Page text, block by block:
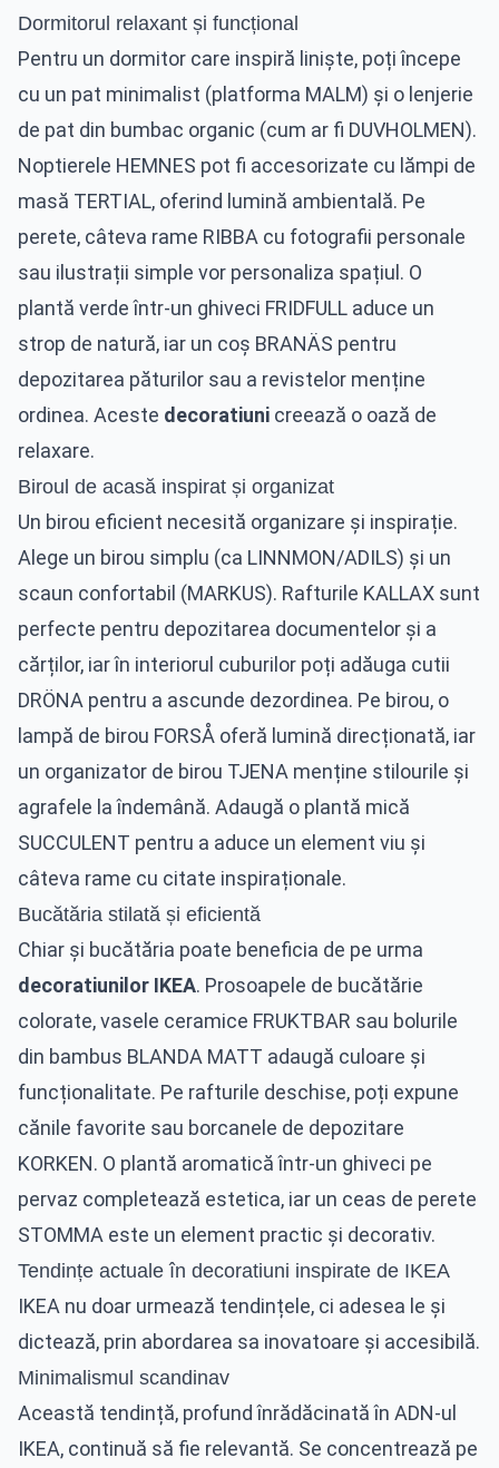
Dormitorul relaxant și funcțional
Pentru un dormitor care inspiră liniște, poți începe
cu un pat minimalist (platforma MALM) și o lenjerie
de pat din bumbac organic (cum ar fi DUVHOLMEN).
Noptierele HEMNES pot fi accesorizate cu lămpi de
masă TERTIAL, oferind lumină ambientală. Pe
perete, câteva rame RIBBA cu fotografii personale
sau ilustrații simple vor personaliza spațiul. O
plantă verde într-un ghiveci FRIDFULL aduce un
strop de natură, iar un coș BRANÄS pentru
depozitarea păturilor sau a revistelor menține
ordinea. Aceste decoratiuni creează o oază de
relaxare.
Biroul de acasă inspirat și organizat
Un birou eficient necesită organizare și inspirație.
Alege un birou simplu (ca LINNMON/ADILS) și un
scaun confortabil (MARKUS). Rafturile KALLAX sunt
perfecte pentru depozitarea documentelor și a
cărților, iar în interiorul cuburilor poți adăuga cutii
DRÖNA pentru a ascunde dezordinea. Pe birou, o
lampă de birou FORSÅ oferă lumină direcționată, iar
un organizator de birou TJENA menține stilourile și
agrafele la îndemână. Adaugă o plantă mică
SUCCULENT pentru a aduce un element viu și
câteva rame cu citate inspiraționale.
Bucătăria stilată și eficientă
Chiar și bucătăria poate beneficia de pe urma
decoratiunilor IKEA. Prosoapele de bucătărie
colorate, vasele ceramice FRUKTBAR sau bolurile
din bambus BLANDA MATT adaugă culoare și
funcționalitate. Pe rafturile deschise, poți expune
cănile favorite sau borcanele de depozitare
KORKEN. O plantă aromatică într-un ghiveci pe
pervaz completează estetica, iar un ceas de perete
STOMMA este un element practic și decorativ.
Tendințe actuale în decoratiuni inspirate de IKEA
IKEA nu doar urmează tendințele, ci adesea le și
dictează, prin abordarea sa inovatoare și accesibilă.
Minimalismul scandinav
Această tendință, profund înrădăcinată în ADN-ul
IKEA, continuă să fie relevantă. Se concentrează pe